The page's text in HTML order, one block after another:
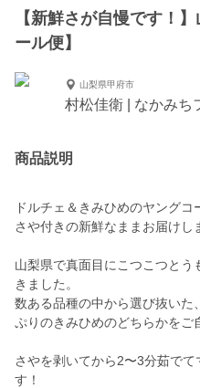
【新鮮さが自慢です！
ール便】
山梨県甲府市
村松佳衛 | なかみち
商品説明
ドルチェ＆きみひめのヤングコ
さや付きの新鮮なままお届けし
山梨県で真面目にこつこつとう
きました。
数ある品種の中から選び抜いた
ぷりのきみひめのどちらかをご
さやを剥いてから2〜3分茹で
す！